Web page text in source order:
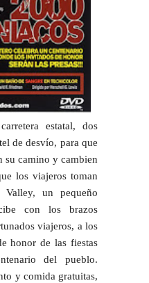
estatal, dos
de desvío, para que
su camino y cambien
los viajeros toman
Valley, un pequeño
con los brazos
viajeros, a los
honor de las fiestas
del pueblo.
y comida gratuitas,